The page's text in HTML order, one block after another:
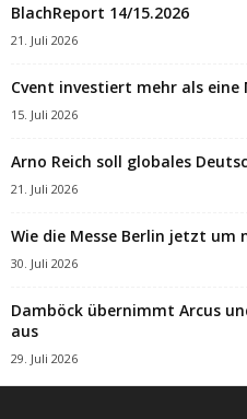
BlachReport 14/15.2026
21. Juli 2026
Cvent investiert mehr als eine
15. Juli 2026
Arno Reich soll globales
21. Juli 2026
Wie die Messe Berlin jetzt
30. Juli 2026
Damböck übernimmt Arcus
aus
29. Juli 2026